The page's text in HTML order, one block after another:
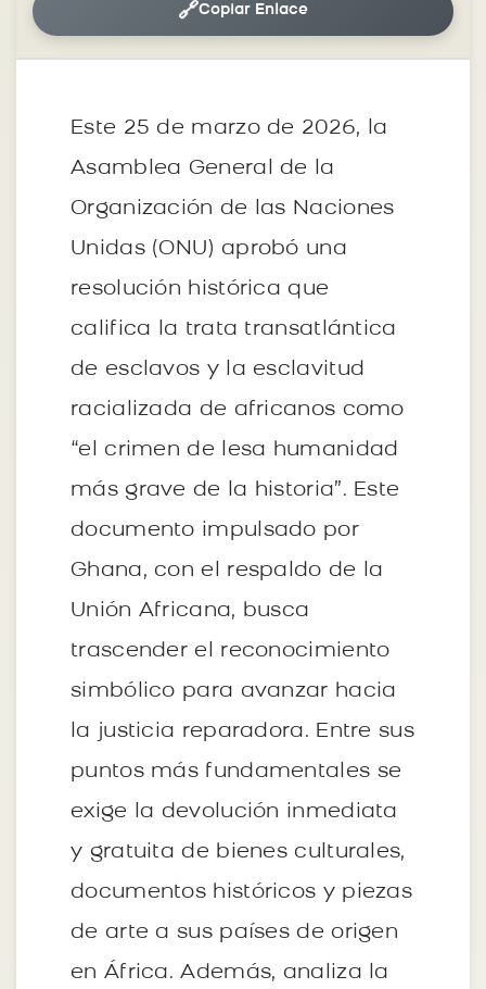
🔗Copiar Enlace
Este 25 de marzo de 2026, la
Asamblea General de la
Organización de las Naciones
Unidas (ONU) aprobó una
resolución histórica que
califica la trata transatlántica
de esclavos y la esclavitud
racializada de africanos como
“el crimen de lesa humanidad
más grave de la historia”. Este
documento impulsado por
Ghana, con el respaldo de la
Unión Africana, busca
trascender el reconocimiento
simbólico para avanzar hacia
la justicia reparadora. Entre sus
puntos más fundamentales se
exige la devolución inmediata
y gratuita de bienes culturales,
documentos históricos y piezas
de arte a sus países de origen
en África. Además, analiza la